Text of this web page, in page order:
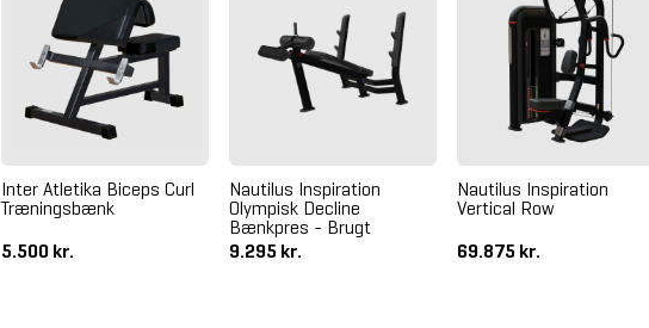
Inter Atletika Biceps Curl
Træningsbænk
5.500 kr.
Nautilus Inspiration
Olympisk Decline
Bænkpres - Brugt
9.295 kr.
Nautilus Inspiration
Vertical Row
69.875 kr.